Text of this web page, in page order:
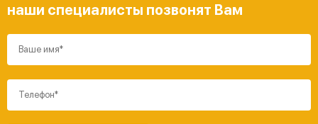
наши специалисты позвонят Вам